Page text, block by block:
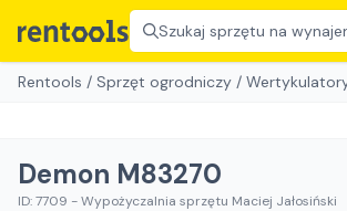
Szukaj sprzętu na
Rentools / Sprzęt ogrodniczy /
Demon M83270
ID:7709 -Wypożyczalnia sprzętu Maciej Jałosiński